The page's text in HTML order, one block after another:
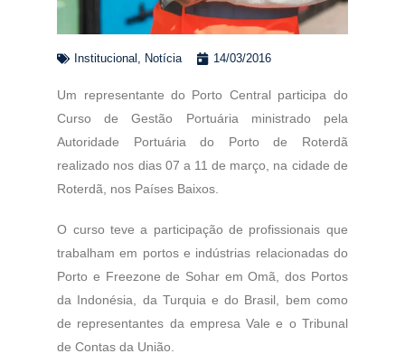
Institucional , Notícia 14/03/2016
Um representante do Porto Central participa do
Curso de Gestão Portuária ministrado pela
Autoridade Portuária do Porto de Roterdã
realizado nos dias 07 a 11 de março, na cidade de
Roterdã, nos Países Baixos.
O curso teve a participação de profissionais que
trabalham em portos e indústrias relacionadas do
Porto e Freezone de Sohar em Omã, dos Portos
da Indonésia, da Turquia e do Brasil, bem como
de representantes da empresa Vale e o Tribunal
de Contas da União.